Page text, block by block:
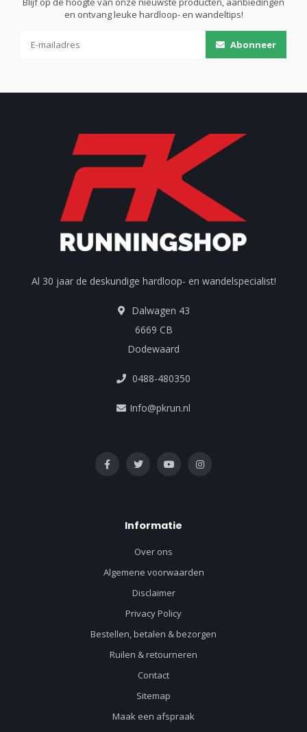
en ontvang leuke hardloop- en wandeltips!
Abonneer
Al 30 jaar de deskundige hardloop- en wandelspecialist!
Dalwagen 43
6669 CB
Dodewaard
0488-480350
Info@pkrun.nl
Informatie
Over ons
Algemene voorwaarden
Disclaimer
Privacy Policy
Bestellen, betalen & bezorgen
Ruilen & retourneren
Contact
Sitemap
Maak een afspraak